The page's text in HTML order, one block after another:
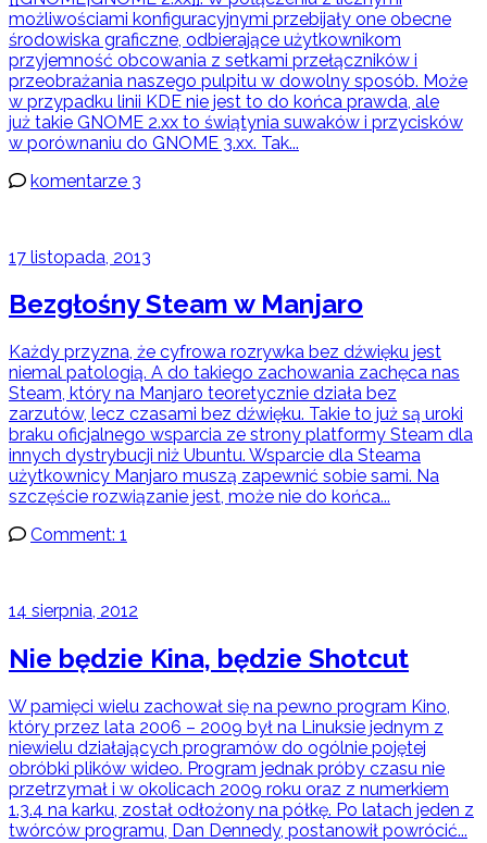
możliwościami konfiguracyjnymi przebijały one obecne
środowiska graficzne, odbierające użytkownikom
przyjemność obcowania z setkami przełączników i
przeobrażania naszego pulpitu w dowolny sposób. Może
w przypadku linii KDE nie jest to do końca prawda, ale
już takie GNOME 2.xx to świątynia suwaków i przycisków
w porównaniu do GNOME 3.xx. Tak...
komentarze 3
17 listopada, 2013
Bezgłośny Steam w Manjaro
Każdy przyzna, że cyfrowa rozrywka bez dźwięku jest
niemal patologią. A do takiego zachowania zachęca nas
Steam, który na Manjaro teoretycznie działa bez
zarzutów, lecz czasami bez dźwięku. Takie to już są uroki
braku oficjalnego wsparcia ze strony platformy Steam dla
innych dystrybucji niż Ubuntu. Wsparcie dla Steama
użytkownicy Manjaro muszą zapewnić sobie sami. Na
szczęście rozwiązanie jest, może nie do końca...
Comment: 1
14 sierpnia, 2012
Nie będzie Kina, będzie Shotcut
W pamięci wielu zachował się na pewno program Kino,
który przez lata 2006 – 2009 był na Linuksie jednym z
niewielu działających programów do ogólnie pojętej
obróbki plików wideo. Program jednak próby czasu nie
przetrzymał i w okolicach 2009 roku oraz z numerkiem
1.3.4 na karku, został odłożony na półkę. Po latach jeden z
twórców programu, Dan Dennedy, postanowił powrócić...